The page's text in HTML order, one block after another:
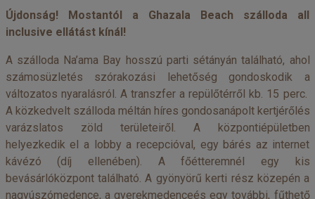
Újdonság! Mostantól a Ghazala Beach szálloda all
inclusive ellátást kínál!
A szálloda Na’ama Bay hosszú parti sétányán található, ahol
számosüzletés szórakozási lehetőség gondoskodik a
változatos nyaralásról. A transzfer a repülőtérről kb. 15 perc.
A közkedvelt szálloda méltán híres gondosanápolt kertjérőlés
varázslatos zöld területeiről. A központiépületben
helyezkedik el a lobby a recepcióval, egy bárés az internet
kávézó (díj ellenében). A főétteremnél egy kis
bevásárlóközpont található. A gyönyörű kerti rész közepén a
nagyúszómedence, a gyerekmedenceés egy további, fűthető